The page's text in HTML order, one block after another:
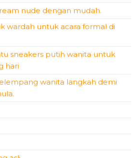
nude dengan mudah.
wardah untuk acara formal di
sneakers putih wanita untuk
hari
wanita langkah demi